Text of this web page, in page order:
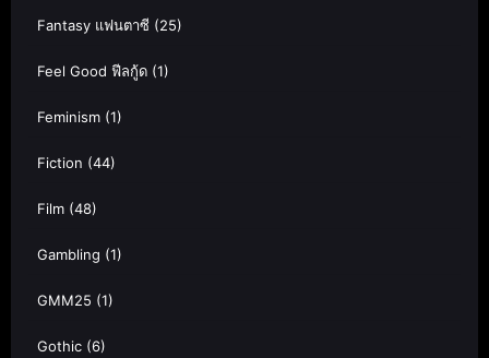
Fantasy แฟนตาซี (25)
Feel Good ฟีลกู้ด (1)
Feminism (1)
Fiction (44)
Film (48)
Gambling (1)
GMM25 (1)
Gothic (6)